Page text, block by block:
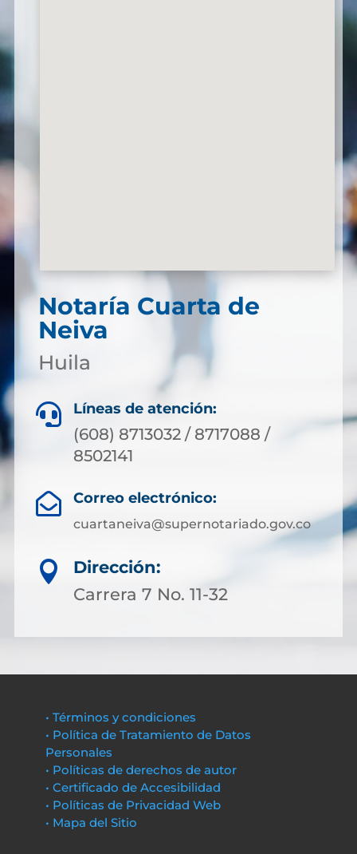
Notaría Cuarta de
Neiva
Huila
 Líneas de atención:
(608) 8713032 / 8717088 /
8502141
 Correo electrónico:
cuartaneiva@supernotariado.gov.co

Dirección:
Carrera 7 No. 11-32
• Términos y condiciones
• Política de Tratamiento de Datos
Personales
• Políticas de derechos de autor
• Certificado de Accesibilidad
• Políticas de Privacidad Web
• Mapa del Sitio